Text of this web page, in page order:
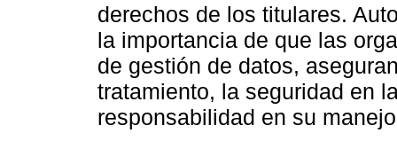
derechos de los titulares.
la importancia de que las
de gestión de datos,
tratamiento, la seguridad en
responsabilidad en su